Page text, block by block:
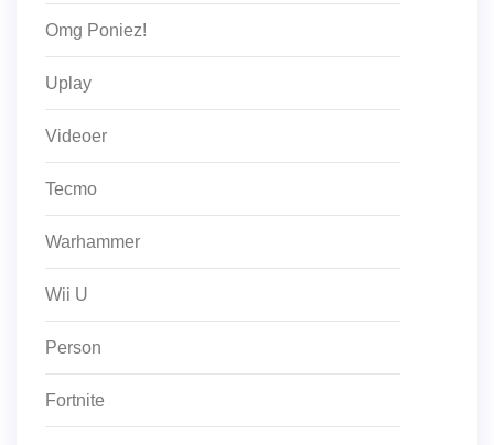
Omg Poniez!
Uplay
Videoer
Tecmo
Warhammer
Wii U
Person
Fortnite